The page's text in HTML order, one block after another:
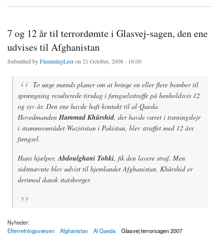
7 og 12 år til terrordømte i Glasvej-sagen, den ene
udvises til Afghanistan
Submitted byFlemmingLeeron 21 October, 2008 - 16:00
To unge mænds planer om at bringe en eller flere bomber til
sprængning resulterede tirsdag i fængselsstraffe på henholdsvis 12
og syv år. Den ene havde haft kontakt til al-Qaeda.
HovedmandenHammad Khürshid, der havde været i træningslejr
i stammeområdet Waziristan i Pakistan, blev straffet med 12 års
fængsel.
Hans hjælper,Abdoulghani Tohki, fik den lavere straf. Men
sidstnævnte blev udvist til hjemlandet Afghanistan. Khürshid er
derimod dansk statsborger.
Nyheder:
Efterretningsvæsen
Afghanistan Al Qaeda Glasvej terrorsagen 2007